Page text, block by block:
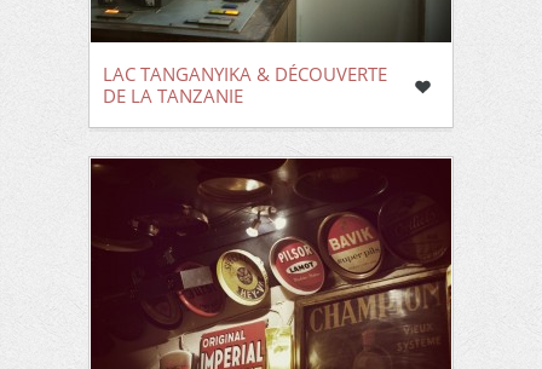
LAC TANGANYIKA & DÉCOUVERTE
DE LA TANZANIE